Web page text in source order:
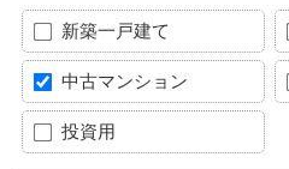
新築一戸建て
中古マンション
投資用